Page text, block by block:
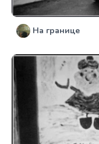
На границе